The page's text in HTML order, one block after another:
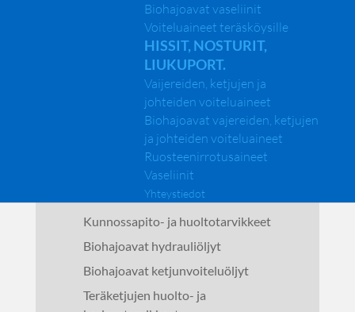
Biohajoavat vaseliinit
Voiteluaineet teräsköysille
HISSIT, NOSTURIT,
LIUKUPORT.
Vaijereiden, ketjujen ja
johteiden voiteluaineet
Biohajoavat vajereiden, ketjujen
ja johteiden voiteluaineet
Ruosteenirrotusaineet
Vaseliinit
Yhteystiedot
KONEELLINEN PUUNKORJUU
Keskusvoitelurasvat
Kunnossapito- ja huoltotarvikkeet
Biohajoavat hydrauliöljyt
Biohajoavat ketjunvoiteluöljyt
Teräketjujen huolto- ja